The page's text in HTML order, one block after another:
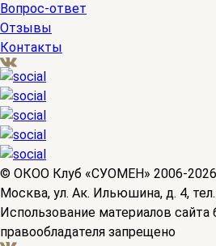
Вопрос-ответ
Отзывы
Контакты
© OКОО Клуб «СУОМЕН» 2006-2026.
Москва, ул. Ак. Ильюшина, д. 4,
Использование материалов сайта
правообладателя запрещено